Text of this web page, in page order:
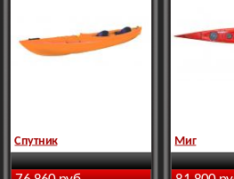
Спутник Миг